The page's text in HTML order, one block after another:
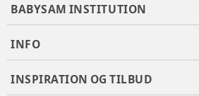
BABYSAM INSTITUTION
INFO
INSPIRATION OG TILBUD